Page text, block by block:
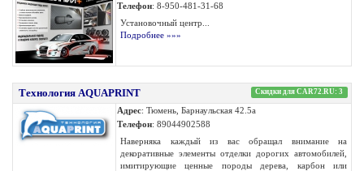
Телефон: 8-950-481-31-68
Установочный центр...
Подробнее »»»
Технология AQUAPRINT Скидки для CAR72.RU: 3
Адрес: Тюмень, Барнаульская 42.5а
Телефон: 89044902588
Наверняка каждый из вас обращал внимание на
декоративные элементы отделки дорогих автомобилей,
имитирующие ценные породы дерева, карбон или